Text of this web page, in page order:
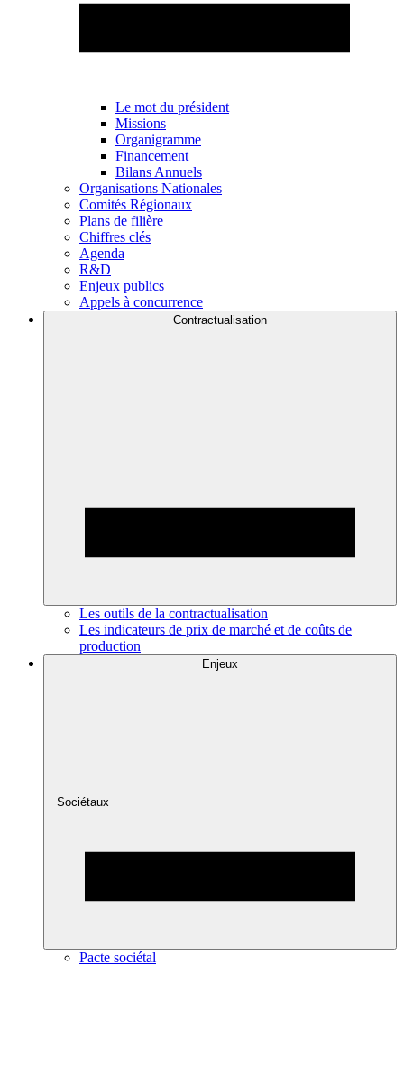
Le mot du président
Missions
Organigramme
Financement
Bilans Annuels
Organisations Nationales
Comités Régionaux
Plans de filière
Chiffres clés
Agenda
R&D
Enjeux publics
Appels à concurrence
Contractualisation
Les outils de la contractualisation
Les indicateurs de prix de marché et de coûts de
production
Enjeux
Sociétaux
Pacte sociétal